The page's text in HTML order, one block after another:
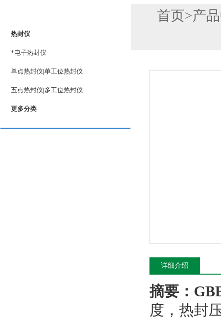
热封仪
*电子热封仪
单点热封仪|单工位热封仪
五点热封仪|多工位热封仪
更多分类
首页>产
详细介绍
摘要：
度，热封